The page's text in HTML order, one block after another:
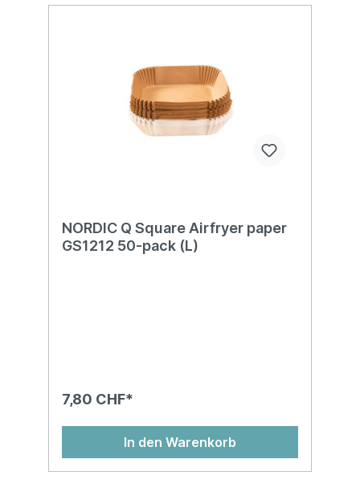
NORDIC Q Square Airfryer paper
GS1212 50-pack (L)
7,80 CHF*
In den Warenkorb